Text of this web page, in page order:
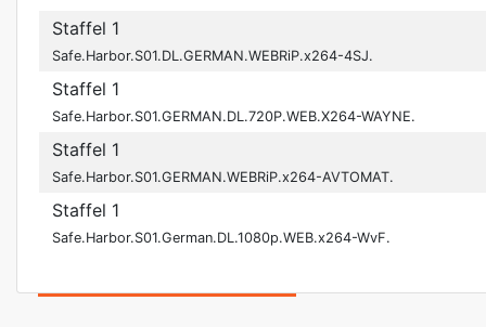
Staffel 1
Safe.Harbor.S01.DL.GERMAN.WEBRiP.x264-4SJ.
Staffel 1
Safe.Harbor.S01.GERMAN.DL.720P.WEB.X264-WAYNE.
Staffel 1
Safe.Harbor.S01.GERMAN.WEBRiP.x264-AVTOMAT.
Staffel 1
Safe.Harbor.S01.German.DL.1080p.WEB.x264-WvF.